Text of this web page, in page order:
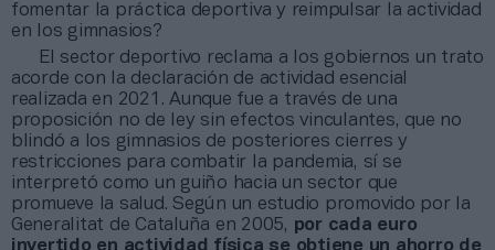
fomentar la práctica deportiva y reimpulsar la actividad
en los gimnasios?
El sector deportivo reclama a los gobiernos un trato
acorde con la declaración de actividad esencial
realizada en 2021. Aunque fue a través de una
proposición no de ley sin efectos vinculantes, que no
blindó a los gimnasios de posteriores cierres y
restricciones para combatir la pandemia, sí se
interpretó como un guiño hacia un sector que
promueve la salud. Según un estudio promovido por la
Generalitat de Cataluña en 2005, por cada euro
invertido en actividad física se obtiene un ahorro de